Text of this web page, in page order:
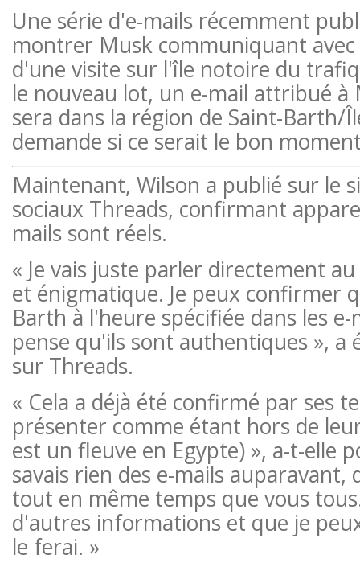
Une série d'e-mails récemment
montrer Musk communiquant
d'une visite sur l'île notoire du
le nouveau lot, un e-mail attribué à
sera dans la région de Saint-Barth/
demande si ce serait le bon
Maintenant, Wilson a publié sur le
sociaux Threads, confirmant
mails sont réels.
« Je vais juste parler directement
et énigmatique. Je peux confirmer
Barth à l'heure spécifiée dans les
pense qu'ils sont authentiques », a
sur Threads.
« Cela a déjà été confirmé par ses
présenter comme étant hors de
est un fleuve en Egypte) », a-t-elle
savais rien des e-mails auparavant,
tout en même temps que vous
d'autres informations et que je
le ferai. »